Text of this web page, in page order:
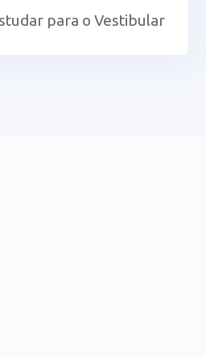
para o Vestibular